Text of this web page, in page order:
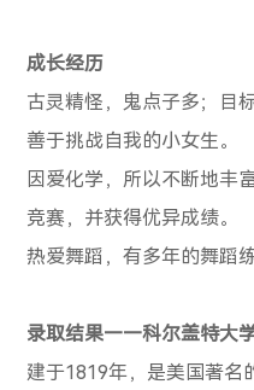
成长经历
古灵精怪，鬼点子多；目
善于挑战自我的小女生。
因爱化学，所以不断地丰
竞赛，并获得优异成绩。
热爱舞蹈，有多年的舞蹈
录取结果——科尔盖特大
建于1819年，是美国著名